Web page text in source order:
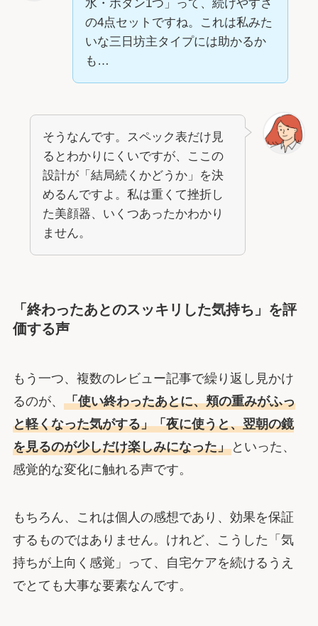
水・ボタン1つ」って、続けやすさ
の4点セットですね。これは私みた
いな三日坊主タイプには助かるか
も…
そうなんです。スペック表だけ見
るとわかりにくいですが、ここの
設計が「結局続くかどうか」を決
めるんですよ。私は重くて挫折し
た美顔器、いくつあったかわかり
ません。
「終わったあとのスッキリした気持ち」を評
価する声
もう一つ、複数のレビュー記事で繰り返し見かけ
るのが、 「使い終わったあとに、頬の重みがふっ
と軽くなった気がする」「夜に使うと、翌朝の鏡
を見るのが少しだけ楽しみになった」といった、
感覚的な変化に触れる声です。
もちろん、これは個人の感想であり、効果を保証
するものではありません。けれど、こうした「気
持ちが上向く感覚」って、自宅ケアを続けるうえ
でとても大事な要素なんです。